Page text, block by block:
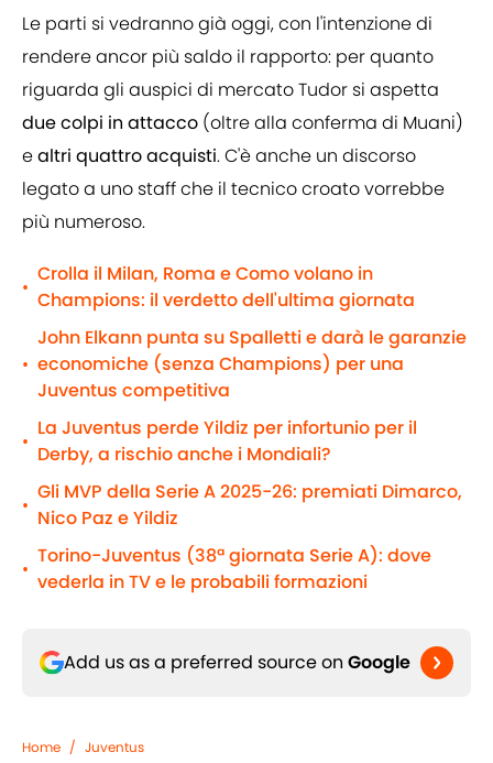
Le parti si vedranno già oggi, con l'intenzione di
rendere ancor più saldo il rapporto: per quanto
riguarda gli auspici di mercato Tudor si aspetta
due colpi in attacco (oltre alla conferma di Muani)
ealtri quattro acquisti. C'è anche un discorso
legato a uno staff che il tecnico croato vorrebbe
più numeroso.
•
Crolla il Milan, Roma e Como volano in
Champions: il verdetto dell'ultima giornata
•
John Elkann punta su Spalletti e darà le garanzie
economiche (senza Champions) per una
Juventus competitiva
•
La Juventus perde Yildiz per infortunio per il
Derby, a rischio anche i Mondiali?
•
Gli MVP della Serie A 2025-26: premiati Dimarco,
Nico Paz e Yildiz
•
Torino-Juventus (38ª giornata Serie A): dove
vederla in TV e le probabili formazioni
Add us as a preferred source on Google
Home / Juventus